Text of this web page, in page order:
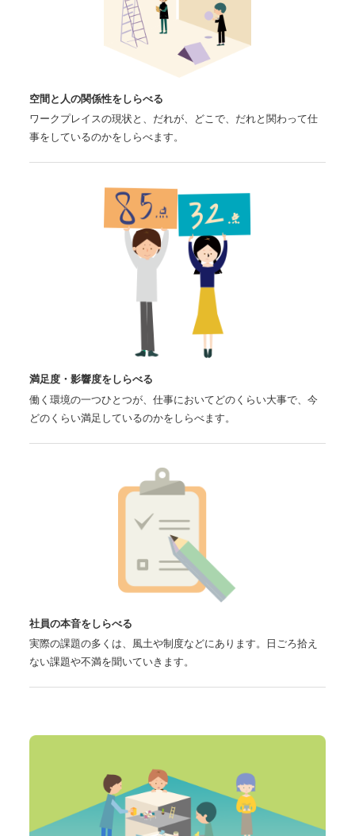
空間と人の関係性をしらべる
ワークプレイスの現状と、だれが、どこで、だれと関わって仕
事をしているのかをしらべます。
満足度・影響度をしらべる
働く環境の一つひとつが、仕事においてどのくらい大事で、今
どのくらい満足しているのかをしらべます。
社員の本音をしらべる
実際の課題の多くは、風土や制度などにあります。日ごろ拾え
ない課題や不満を聞いていきます。